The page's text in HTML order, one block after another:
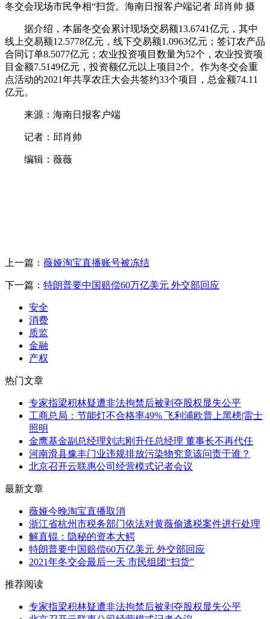
冬交会现场市民争相“扫货。海南日报客户端记者 邱肖帅 摄
据介绍，本届冬交会累计现场交易额13.6741亿元，其中
线上交易额12.5778亿元，线下交易额1.0963亿元；签订农产品
合同订单8.5077亿元；农业投资项目数量为52个，农业投资项
目金额7.5149亿元，投资额亿元以上项目2个。作为冬交会重
点活动的2021年共享农庄大会共签约33个项目，总金额74.11
亿元。
来源：海南日报客户端
记者：邱肖帅
编辑：薇薇
上一篇： 薇娅淘宝直播账号被冻结
下一篇： 特朗普要中国赔偿60万亿美元 外交部回应
安全
消费
质监
金融
产权
热门文章
专家指梁积林疑遭非法拘禁后被剥夺股权显失公平
工商总局：节能灯不合格率49% 飞利浦欧普上黑榜|雷士
照明
金鹰基金副总经理刘志刚升任总经理 董事长不再代任
河南滑县豫丰门业违规排放污染物究竟该问责于谁？
北京召开云联惠公司经营模式记者会议
最新文章
薇娅今晚淘宝直播取消
浙江省杭州市税务部门依法对黄薇偷逃税案件进行处理
解直锟：隐秘的资本大鳄
特朗普要中国赔偿60万亿美元 外交部回应
2021年冬交会最后一天 市民组团“扫货”
推荐阅读
专家指梁积林疑遭非法拘禁后被剥夺股权显失公平